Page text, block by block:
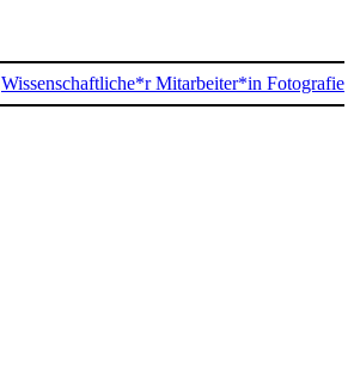
Wissenschaftliche*r Mitarbeiter*in Fotografie